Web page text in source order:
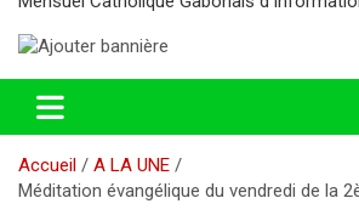
Accueil
A LA UNE
Méditation évangélique du vendredi de la